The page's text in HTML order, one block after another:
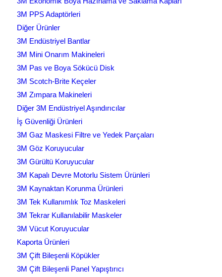
3M PPS Adaptörleri
Diğer Ürünler
3M Endüstriyel Bantlar
3M Mini Onarım Makineleri
3M Pas ve Boya Sökücü Disk
3M Scotch-Brite Keçeler
3M Zımpara Makineleri
Diğer 3M Endüstriyel Aşındırıcılar
İş Güvenliği Ürünleri
3M Gaz Maskesi Filtre ve Yedek Parçaları
3M Göz Koruyucular
3M Gürültü Koruyucular
3M Kapalı Devre Motorlu Sistem Ürünleri
3M Kaynaktan Korunma Ürünleri
3M Tek Kullanımlık Toz Maskeleri
3M Tekrar Kullanılabilir Maskeler
3M Vücut Koruyucular
Kaporta Ürünleri
3M Çift Bileşenli Köpükler
3M Çift Bileşenli Panel Yapıştırıcı